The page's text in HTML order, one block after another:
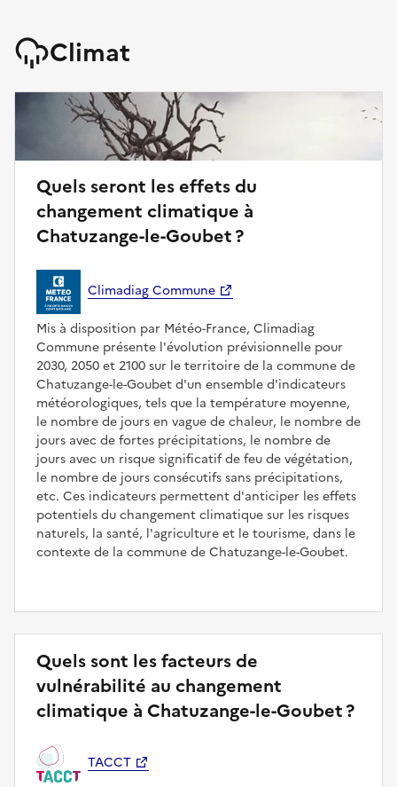
Climat
Quels seront les effets du
changement climatique à
Chatuzange-le-Goubet ?
Climadiag Commune
Mis à disposition par Météo-France, Climadiag
Commune présente l'évolution prévisionnelle pour
2030, 2050 et 2100 sur le territoire de la commune de
Chatuzange-le-Goubet d'un ensemble d'indicateurs
météorologiques, tels que la température moyenne,
le nombre de jours en vague de chaleur, le nombre de
jours avec de fortes précipitations, le nombre de
jours avec un risque significatif de feu de végétation,
le nombre de jours consécutifs sans précipitations,
etc. Ces indicateurs permettent d'anticiper les effets
potentiels du changement climatique sur les risques
naturels, la santé, l'agriculture et le tourisme, dans le
contexte de la commune de Chatuzange-le-Goubet.
Quels sont les facteurs de
vulnérabilité au changement
climatique à Chatuzange-le-Goubet ?
TACCT